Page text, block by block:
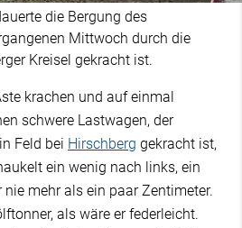
die Bergung des
Mittwoch durch die
Kreisel gekracht ist.
krachen und auf einmal
schwere Lastwagen, der
Feld bei Hirschberg gekracht ist,
ein wenig nach links, ein
mehr als ein paar Zentimeter.
als wäre er federleicht.